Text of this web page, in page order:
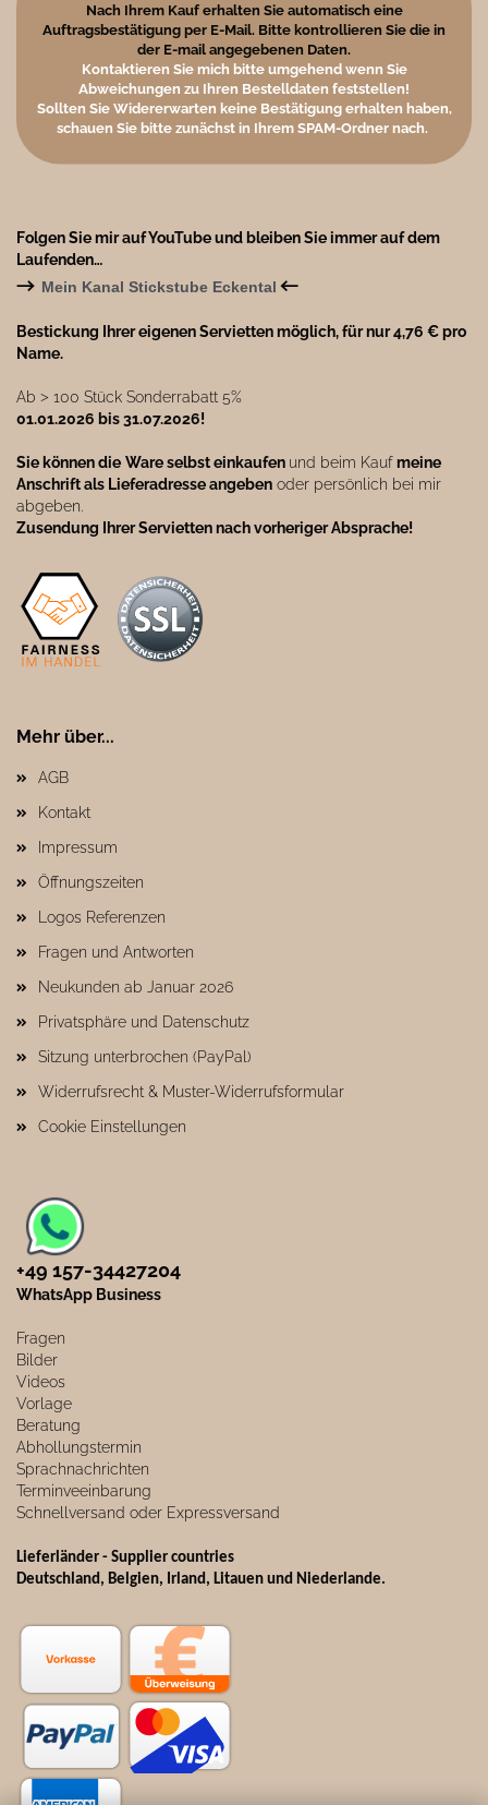
Nach Ihrem Kauf erhalten Sie automatisch eine
Auftragsbestätigung per E-Mail. Bitte kontrollieren Sie die in
der E-mail angegebenen Daten.
Kontaktieren Sie mich bitte umgehend wenn Sie
Abweichungen zu Ihren Bestelldaten feststellen!
Sollten Sie Widererwarten keine Bestätigung erhalten haben,
schauen Sie bitte zunächst in Ihrem SPAM-Ordner nach.
Folgen Sie mir auf YouTube und bleiben Sie immer auf dem
Laufenden…
→ Mein Kanal Stickstube Eckental ←
Bestickung Ihrer eigenen Servietten möglich, für nur 4,76 € pro
Name.
Ab ˃ 100 Stück Sonderrabatt 5%
01.01.2026 bis 31.07.2026!
Sie können die Ware selbst einkaufen und beim Kaufmeine
Anschrift als Lieferadresse angeben oder persönlich bei mir
abgeben.
Zusendung Ihrer Servietten nach vorheriger Absprache!
Mehr über...
AGB
Kontakt
Impressum
Öffnungszeiten
Logos Referenzen
Fragen und Antworten
Neukunden ab Januar 2026
Privatsphäre und Datenschutz
Sitzung unterbrochen (PayPal)
Widerrufsrecht & Muster-Widerrufsformular
Cookie Einstellungen
+49 157-34427204​
WhatsApp Business
Fragen
Bilder
Videos
Vorlage
Beratung
Abhollungstermin
Sprachnachrichten
Terminveeinbarung
Schnellversand oder Expressversand
Lieferländer - Supplier countries
Deutschland, Belgien, Irland, Litauen und Niederlande.